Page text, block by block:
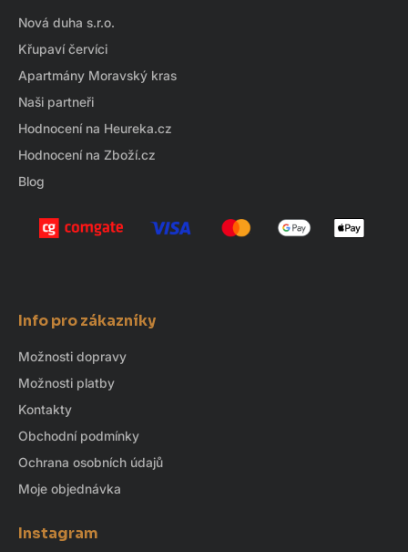
Nová duha s.r.o.
Křupaví červíci
Apartmány Moravský kras
Naši partneři
Hodnocení na Heureka.cz
Hodnocení na Zboží.cz
Blog
Info pro zákazníky
Možnosti dopravy
Možnosti platby
Kontakty
Obchodní podmínky
Ochrana osobních údajů
Moje objednávka
Instagram